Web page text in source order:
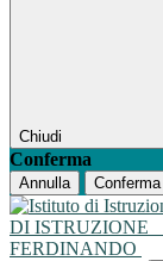
Chiudi
Conferma
Annulla Conferma
DI ISTRUZIONE
FERDINANDO